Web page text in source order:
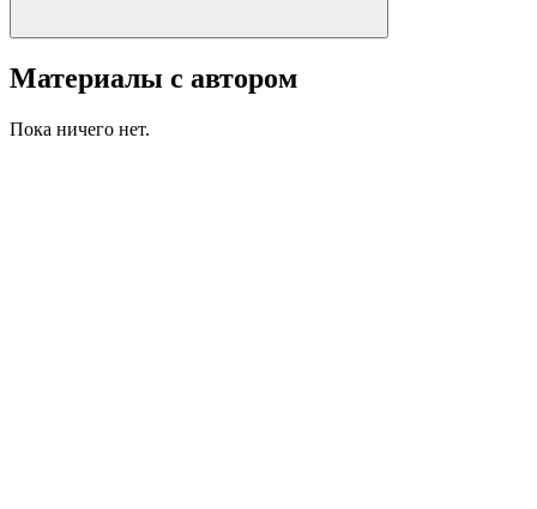
Материалы с автором
Пока ничего нет.